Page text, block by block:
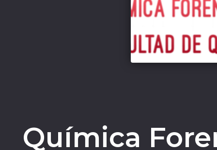
Química